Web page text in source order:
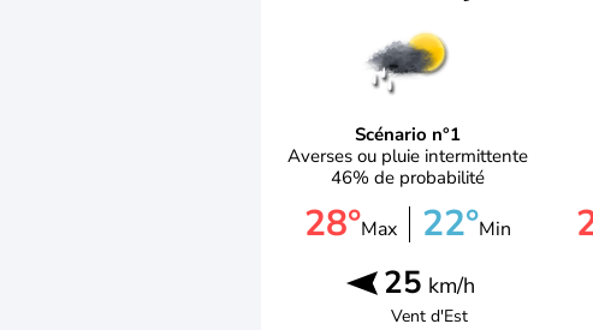
Scénario n°1
Averses ou pluie intermittente
46% de probabilité
28°Max 22°Min
25 km/h
Vent d'Est